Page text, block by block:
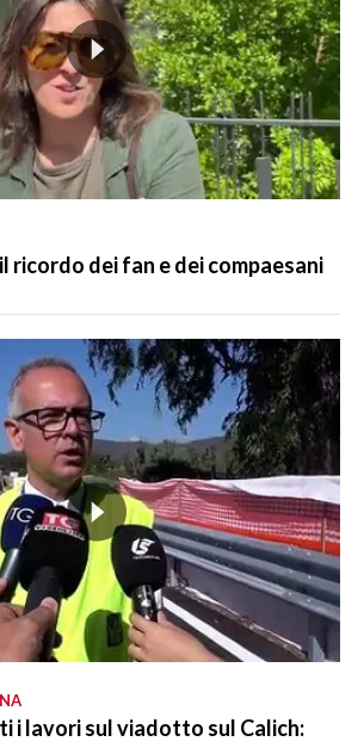
ricordo dei fan e dei compaesani
i lavori sul viadotto sul Calich: